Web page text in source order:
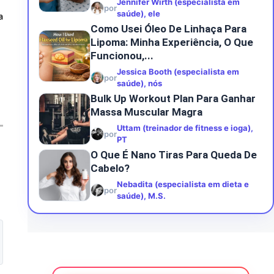
por
saúde), ele
Como Usei Óleo De Linhaça Para
Lipoma: Minha Experiência, O Que
Funcionou,...
por
Jessica Booth (especialista em
saúde), nós
Bulk Up Workout Plan Para Ganhar
Massa Muscular Magra
por
Uttam (treinador de fitness e ioga),
PT
O Que É Nano Tiras Para Queda De
Cabelo?
por
Nebadita (especialista em dieta e
saúde), M.S.